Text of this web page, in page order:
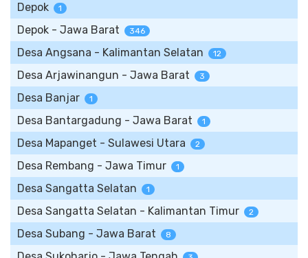
Depok 1
Depok - Jawa Barat 346
Desa Angsana - Kalimantan Selatan 12
Desa Arjawinangun - Jawa Barat 3
Desa Banjar 1
Desa Bantargadung - Jawa Barat 1
Desa Mapanget - Sulawesi Utara 2
Desa Rembang - Jawa Timur 1
Desa Sangatta Selatan 1
Desa Sangatta Selatan - Kalimantan Timur 2
Desa Subang - Jawa Barat 8